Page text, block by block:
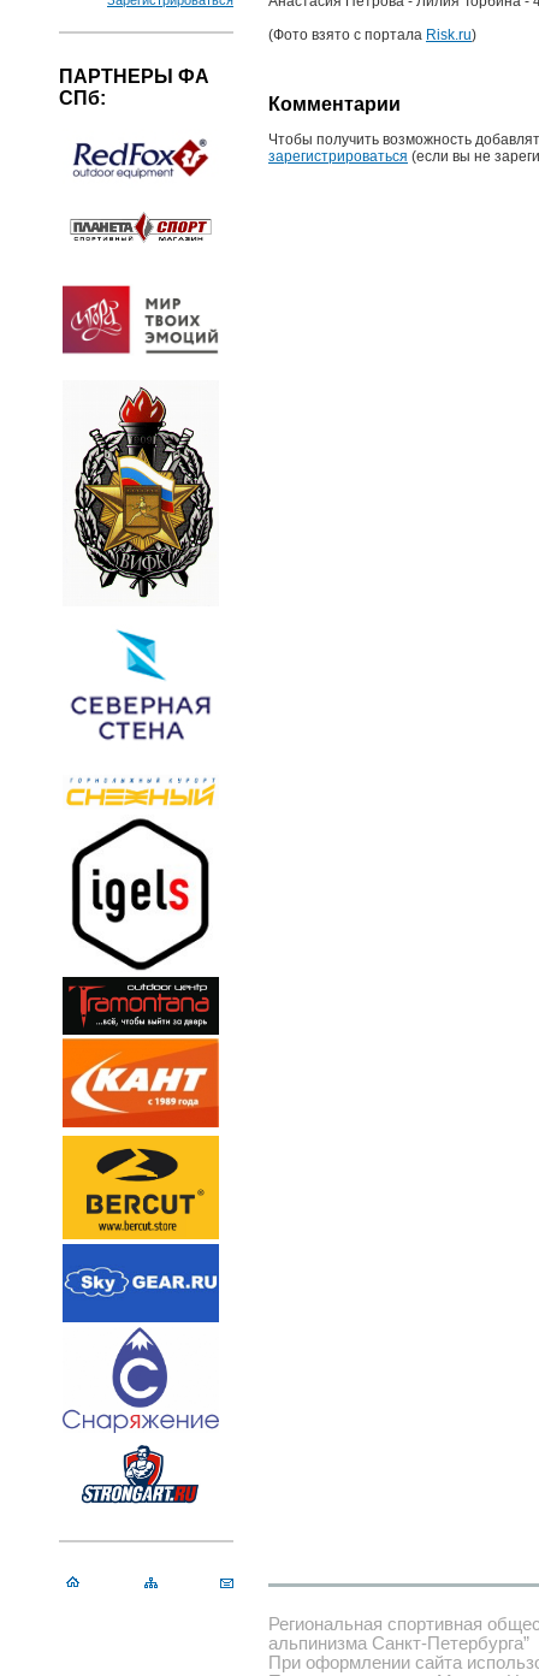
ПАРТНЕРЫ ФА
СПб:
(Фото взято с портала Risk.ru)
Комментарии
Чтобы получить возможность
зарегистрироваться (если вы не
Региональная спортивная
альпинизма Санкт-Петербурга”
При оформлении сайта